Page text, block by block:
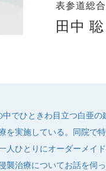
表参道総
田中
でひときわ目立つ白亜
を実施している。同院で
人ひとりにオーダーメイ
治療についてお話を伺